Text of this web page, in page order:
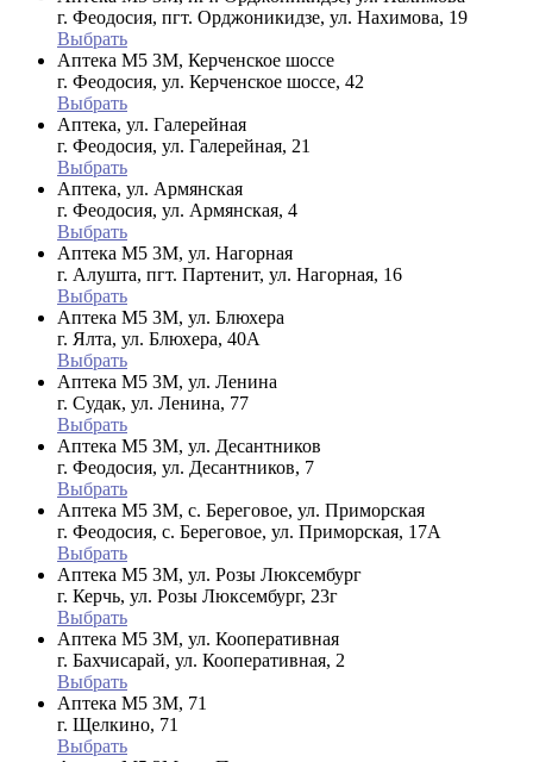
г. Феодосия, пгт. Орджоникидзе, ул. Нахимова, 19
Выбрать
Аптека М5 3М, Керченское шоссе
г. Феодосия, ул. Керченское шоссе, 42
Выбрать
Аптека, ул. Галерейная
г. Феодосия, ул. Галерейная, 21
Выбрать
Аптека, ул. Армянская
г. Феодосия, ул. Армянская, 4
Выбрать
Аптека М5 3М, ул. Нагорная
г. Алушта, пгт. Партенит, ул. Нагорная, 16
Выбрать
Аптека М5 3М, ул. Блюхера
г. Ялта, ул. Блюхера, 40А
Выбрать
Аптека М5 3М, ул. Ленина
г. Судак, ул. Ленина, 77
Выбрать
Аптека М5 3М, ул. Десантников
г. Феодосия, ул. Десантников, 7
Выбрать
Аптека М5 3М, с. Береговое, ул. Приморская
г. Феодосия, с. Береговое, ул. Приморская, 17А
Выбрать
Аптека М5 3М, ул. Розы Люксембург
г. Керчь, ул. Розы Люксембург, 23г
Выбрать
Аптека М5 3М, ул. Кооперативная
г. Бахчисарай, ул. Кооперативная, 2
Выбрать
Аптека М5 3М, 71
г. Щелкино, 71
Выбрать